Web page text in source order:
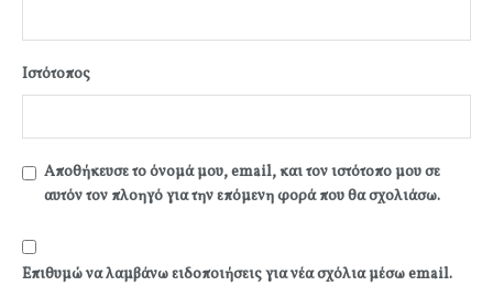
Ιστότοπος
Αποθήκευσε το όνομά μου, email, και τον ιστότοπο μου σε
αυτόν τον πλοηγό για την επόμενη φορά που θα σχολιάσω.
Επιθυμώ να λαμβάνω ειδοποιήσεις για νέα σχόλια μέσω email.